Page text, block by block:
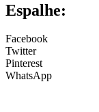
Espalhe:
Facebook
Twitter
Pinterest
WhatsApp